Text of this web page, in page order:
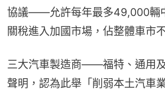
協議——允許每年最多49,000輛
關稅進入加國市場，佔整體車市
三大汽車製造商——福特、通用
聲明，認為此舉「削弱本土汽車